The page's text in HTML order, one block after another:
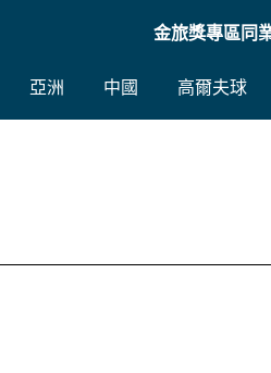
金旅獎專區同
亞洲 中國 高爾夫球